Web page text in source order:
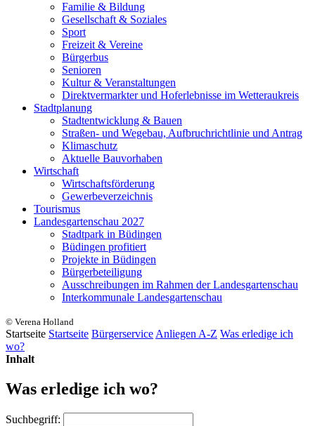
Familie & Bildung
Gesellschaft & Soziales
Sport
Freizeit & Vereine
Bürgerbus
Senioren
Kultur & Veranstaltungen
Direktvermarkter und Hoferlebnisse im Wetteraukreis
Stadtplanung
Stadtentwicklung & Bauen
Straßen- und Wegebau, Aufbruchrichtlinie und Antrag
Klimaschutz
Aktuelle Bauvorhaben
Wirtschaft
Wirtschaftsförderung
Gewerbeverzeichnis
Tourismus
Landesgartenschau 2027
Stadtpark in Büdingen
Büdingen profitiert
Projekte in Büdingen
Bürgerbeteiligung
Ausschreibungen im Rahmen der Landesgartenschau
Interkommunale Landesgartenschau
© Verena Holland
Startseite Startseite Bürgerservice Anliegen A-Z Was erledige ich
wo?
Inhalt
Was erledige ich wo?
Suchbegriff: